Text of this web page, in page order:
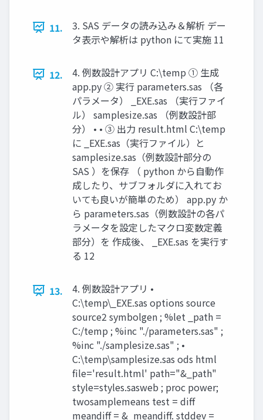
11.
3. SAS データの読み込み＆解析 デー
タ表示や解析は python にて実施 11
12.
4. 例数設計アプリ C:\temp ① 生成
app.py ② 実行 parameters.sas （各
パラメータ） _EXE.sas （実行ファイ
ル） samplesize.sas （例数設計部
分） • • ③ 出力 result.html C:\temp
に _EXE.sas（実行ファイル）と
samplesize.sas（例数設計部分の
SAS ）を保存 （ python から自動作
成したり、サブフォルダに入れてお
いても良いが簡単のため） app.py か
ら parameters.sas（例数設計の各パ
ラメータを設定したマクロ変数定義
部分）を 作成後、 _EXE.sas を実行す
る 12
13.
4. 例数設計アプリ •
C:\temp\_EXE.sas options source
source2 symbolgen ; %let _path =
C:/temp ; %inc "./parameters.sas" ;
%inc "./samplesize.sas" ; •
C:\temp\samplesize.sas ods html
file='result.html' path="&_path"
style=styles.sasweb ; proc power;
twosamplemeans test = diff
meandiff = &_meandiff. stddev =